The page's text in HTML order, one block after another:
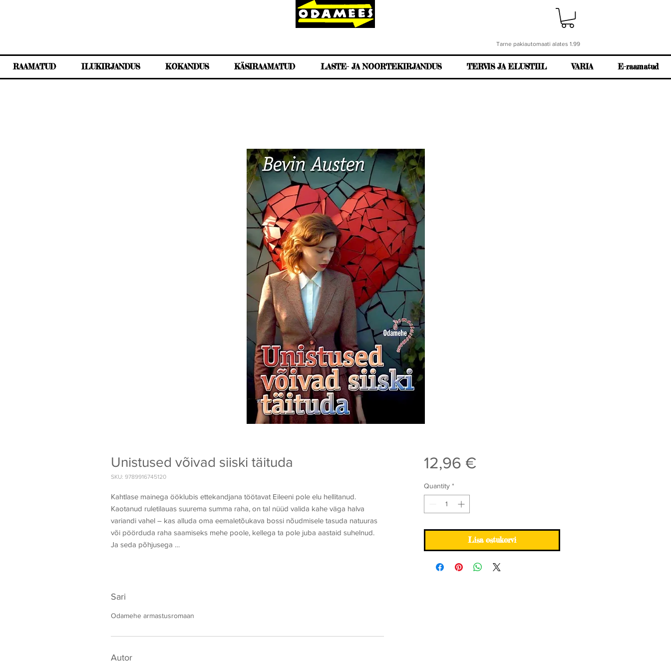
Tarne pakiautomaati alates 1.99
RAAMATUD ILUKIRJANDUS KOKANDUS KÄSIRAAMATUD LASTE- JA NOORTEKIRJANDUS TERVIS JA ELUSTIIL VARIA E-raamatud
Unistused võivad siiski täituda
SKU: 9789916745120
Kahtlase mainega ööklubis ettekandjana töötavat Eileeni pole elu hellitanud.
Kaotanud ruletilauas suurema summa raha, on tal nüüd valida kahe väga halva
variandi vahel – kas alluda oma eemaletõukava bossi nõudmisele tasuda natuuras
või pöörduda raha saamiseks mehe poole, kellega ta pole juba aastaid suhelnud.
Ja seda põhjusega …
Sari
Odamehe armastusromaan
Autor
12,96 €Price
Quantity *
Lisa ostukorvi